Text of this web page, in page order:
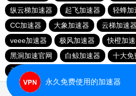
纵云梯加速器
起飞加速器 轻蜂加
CC加速器
大象加速器 云梯加速器
veee加速器
极风加速器 快橙加
黑洞加速官网
白鲸加速器
十大免
元链加速器
永久免费使用的加速器